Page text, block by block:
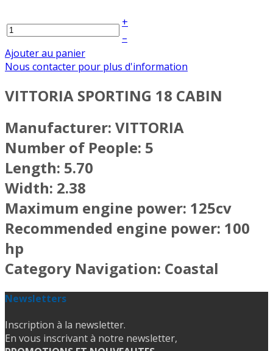
+
–
Ajouter au panier
Nous contacter pour plus d'information
VITTORIA SPORTING 18 CABIN
Manufacturer: VITTORIA
Number of People: 5
Length: 5.70
Width: 2.38
Maximum engine power: 125cv
Recommended engine power: 100
hp
Category Navigation: Coastal
Newsletters
Inscription à la newsletter.
En vous inscrivant à notre newsletter,